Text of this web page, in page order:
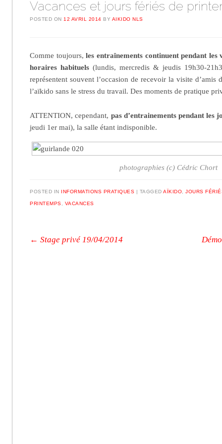
Vacances et jours fériés de
POSTED ON12 AVRIL 2014 BY AIKIDO NLS
Comme toujours,les entraînements continuent pendant les
horaires habituels (lundis, mercredis & jeudis 19h30-
représentent souvent l’occasion de recevoir la visite d’amis
l’aïkido sans le stress du travail. Des moments de pratique
ATTENTION, cependant, pas d’entrainements pendant les
jeudi 1er mai), la salle étant indisponible.
photographies (c) Cédric Chort
POSTED IN INFORMATIONS PRATIQUES TAGGEDAÏKIDO,JOURS
PRINTEMPS, VACANCES
Post navigation
← Stage privé 19/04/2014